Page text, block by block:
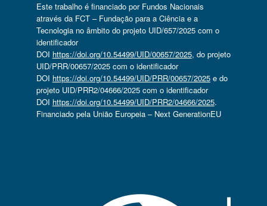
Este trabalho é financiado por Fundos Nacionais
através da FCT – Fundação para a Ciência e a
Tecnologia no âmbito do projeto UID/657/2025 com o
identificador
DOI https://doi.org/10.54499/UID/00657/2025, do projeto
UID/PRR/00657/2025 com o identificador
DOI https://doi.org/10.54499/UID/PRR/00657/2025e do
projeto UID/PRR2/04666/2025 com o identificador
DOI https://doi.org/10.54499/UID/PRR2/04666/2025.
Financiado pela União Europeia – Next GenerationEU